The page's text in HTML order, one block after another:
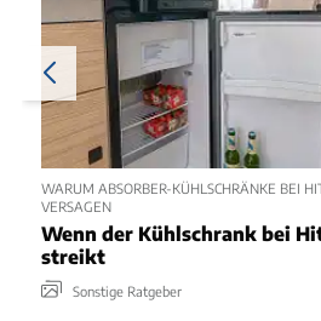
WARUM ABSORBER-KÜHLSCHRÄNKE BEI
VERSAGEN
Wenn der Kühlschrank bei
streikt
Sonstige Ratgeber